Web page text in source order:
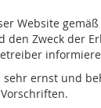
Website
den Zweck der
ernst und